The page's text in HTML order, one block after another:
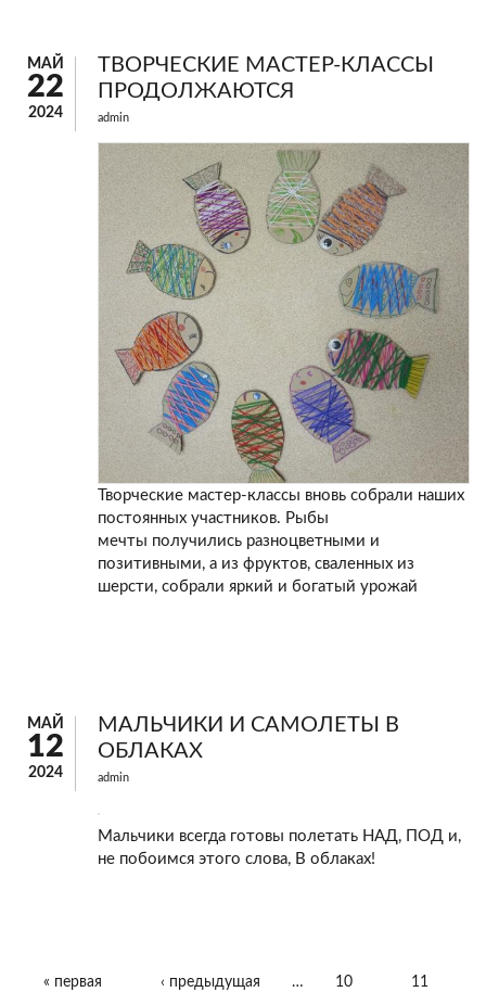
МАЙ
22
2024
ТВОРЧЕСКИЕ МАСТЕР-КЛАССЫ
ПРОДОЛЖАЮТСЯ
admin
Творческие мастер-классы вновь собрали наших
постоянных участников. Рыбы
мечты получились разноцветными и
позитивными, а из фруктов, сваленных из
шерсти, собрали яркий и богатый урожай
МАЙ
12
2024
МАЛЬЧИКИ И САМОЛЕТЫ В
ОБЛАКАХ
admin
Мальчики всегда готовы полетать НАД, ПОД и,
не побоимся этого слова, В облаках!
« первая ‹ предыдущая … 10 11